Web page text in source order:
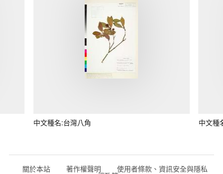
中文種名:台灣八角 中文種
關於本站 著作權聲明 使用者條款、資訊安全與隱私